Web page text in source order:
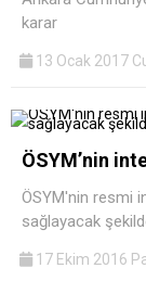
karar
13 Ocak 2017
ÖSYM’nin
ÖSYM'nin resmi
sağlayacak
17 Ekim 2016